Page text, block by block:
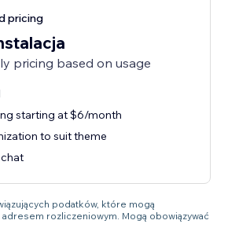
pricing
pricing based on usage
starting at $6/month
to suit theme
podatków, które mogą
rozliczeniowym. Mogą obowiązywać